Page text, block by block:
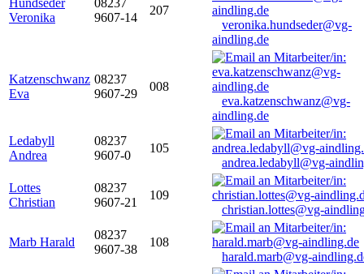
Hundseder
Veronika
08237
9607-14
207
veronika.hundseder@vg-
aindling.de
Katzenschwanz
Eva
08237
9607-29
008
eva.katzenschwanz@vg-
aindling.de
Ledabyll
Andrea
08237
9607-0
105
andrea.ledabyll@vg-
Lottes
Christian
08237
9607-21
109
christian.lottes@vg-
Marb Harald
08237
9607-38
108
harald.marb@vg-